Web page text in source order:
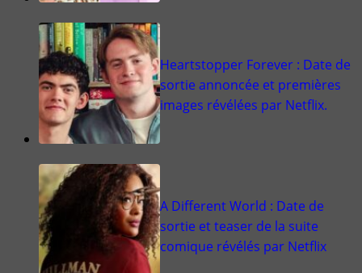
Heartstopper Forever : Date de
sortie annoncée et premières
images révélées par Netflix.
A Different World : Date de
sortie et teaser de la suite
comique révélés par Netflix